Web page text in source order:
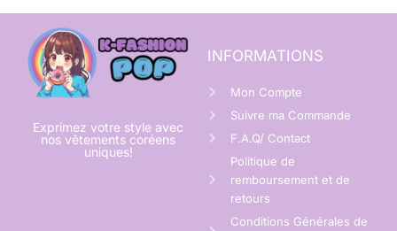
Exprimez votre style avec
nos vêtements coréens
uniques!
INFORMATIONS
Mon Compte
Suivre ma Commande
F.A.Q/ Contact
Politique de
remboursement et de
retours
Conditions Générales de